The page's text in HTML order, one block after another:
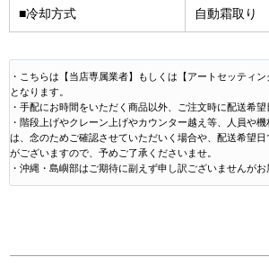
■冷却方式 自動霜取り
・こちらは【当店専属業者】もしくは【アートセッティ
となります。
・手配にお時間をいただく商品以外、ご注文時に配送希望
・階段上げやクレーン上げやカウンター越え等、人員や
は、念のためご確認させていただいく場合や、配送希望
がございますので、予めご了承くださいませ。
・沖縄・島嶼部はご期待に副えず申し訳ございませんがお